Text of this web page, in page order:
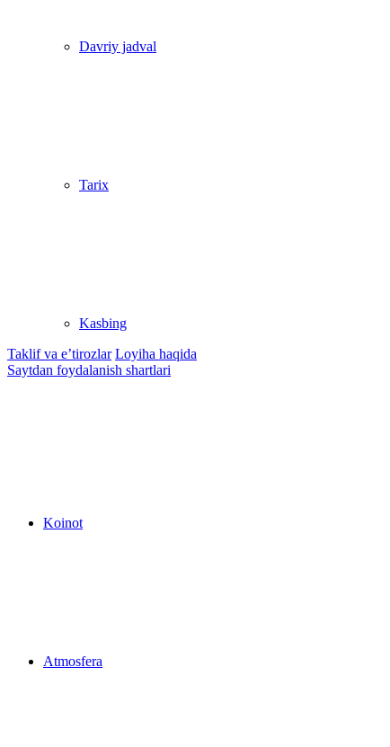
Davriy jadval
Tarix
Kasbing
Taklif va e’tirozlar Loyiha haqida
Saytdan foydalanish shartlari
Koinot
Atmosfera